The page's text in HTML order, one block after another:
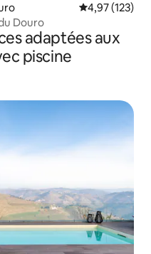
Évaluation
4,97 (123)
Douro
adaptées aux
piscine
appréciés